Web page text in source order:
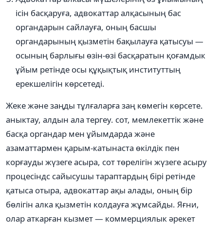
ісін басқаруға, адвокаттар алқасының бас
органдарын сайлауға, оның басшы
органдарының қызметін бақылауға қатысуы —
осының барлығы өзін-өзі басқаратын қоғамдык
ұйым ретінде осы құқықтық институттың
ерекшелігін көрсетеді.
Жеке және заңды тұлғаларға заң көмегін көрсете.
аныктау, алдын ала тергеу. сот, мемлекеттік және
басқа органдар мен ұйымдарда және
азаматтармен қарым-катынаста өкілдік пен
корғауды жүзеге асыра, сот төрелігін жүзеге асыру
процесіндс сайысушы тараптардың бірі ретінде
қатыса отыра, адвокаттар ақы алады, оның бір
бөлігін алка қызметін колдауға жұмсайды. Яғни,
олар аткарған кызмет — коммерциялык әрекет